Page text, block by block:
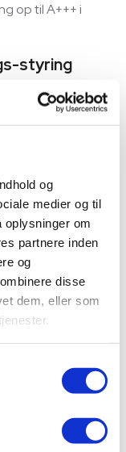
og
medier og til
om
partnere inden
og
disse
dem, eller som
op til A+++ i
styring
du præcis
app-baseret
anlæg – og
og
og
varme og
skal gå op